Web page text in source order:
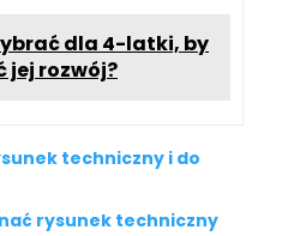
dla 4-latki, by
jej rozwój?
techniczny i do
rysunek techniczny